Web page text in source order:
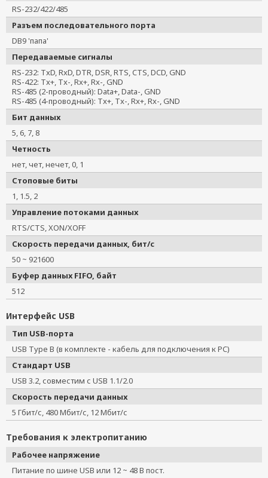
RS-232/422/485
Разъем последовательного порта
DB9 'папа'
Передаваемые сигналы
RS-232: TxD, RxD, DTR, DSR, RTS, CTS, DCD, GND
RS-422: Tx+, Tx-, Rx+, Rx-, GND
RS-485 (2-проводный): Data+, Data-, GND
RS-485 (4-проводный): Tx+, Tx-, Rx+, Rx-, GND
Бит данных
5, 6, 7, 8
Четность
нет, чет, нечет, 0, 1
Стоповые биты
1, 1.5, 2
Управление потоками данных
RTS/CTS, XON/XOFF
Скорость передачи данных, бит/с
50 ~ 921600
Буфер данных FIFO, байт
512
Интерфейс USB
Тип USB-порта
USB Type B (в комплекте - кабель для подключения к PC)
Стандарт USB
USB 3.2, совместим с USB 1.1/2.0
Скорость передачи данных
5 Гбит/с, 480 Мбит/с, 12 Мбит/с
Требования к электропитанию
Рабочее напряжение
Питание по шине USB или 12 ~ 48 В пост.